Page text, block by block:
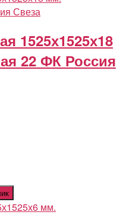
1525х1525х18
22 ФК Россия